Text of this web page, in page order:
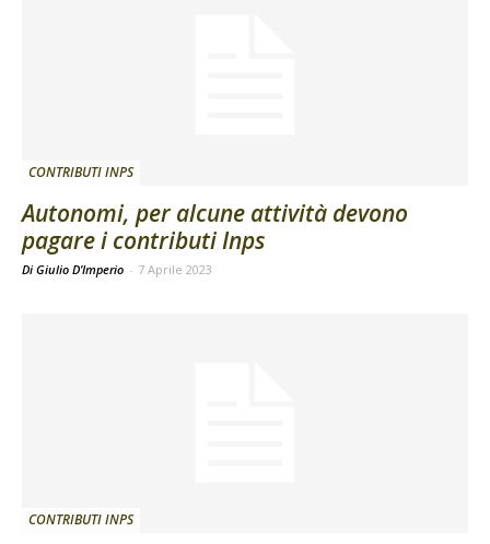
CONTRIBUTI INPS
Autonomi, per alcune attività devono
pagare i contributi Inps
Di Giulio D’Imperio - 7 Aprile 2023
CONTRIBUTI INPS